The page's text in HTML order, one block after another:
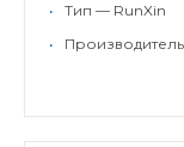
•
Тип — RunXin
•